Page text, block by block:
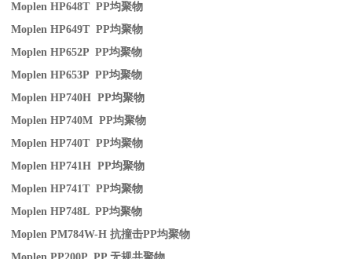
Moplen HP648T PP均聚物
Moplen HP649T PP均聚物
Moplen HP652P PP均聚物
Moplen HP653P PP均聚物
Moplen HP740H PP均聚物
Moplen HP740M PP均聚物
Moplen HP740T PP均聚物
Moplen HP741H PP均聚物
Moplen HP741T PP均聚物
Moplen HP748L PP均聚物
Moplen PM784W-H抗撞击PP均聚物